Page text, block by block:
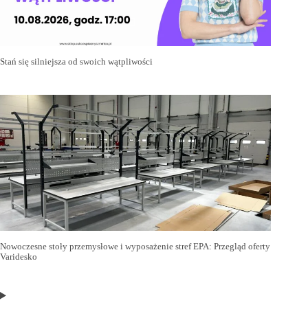
Stań się silniejsza od swoich wątpliwości
Nowoczesne stoły przemysłowe i wyposażenie stref EPA: Przegląd oferty
Varidesko